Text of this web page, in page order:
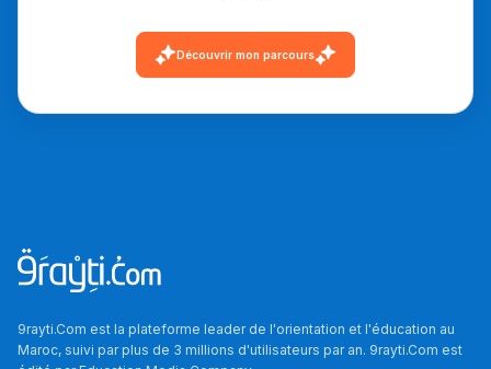
Découvrir mon parcours
9rayti.Com est la plateforme leader de l'orientation et l'éducation au
Maroc, suivi par plus de 3 millions d'utilisateurs par an. 9rayti.Com est